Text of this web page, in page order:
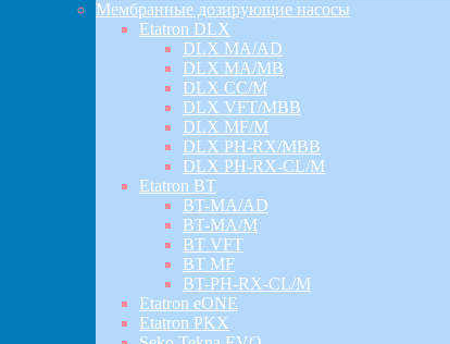
Мембранные дозирующие насосы
Etatron DLX
DLX MA/AD
DLX MA/MB
DLX CC/M
DLX VFT/MBB
DLX MF/M
DLX PH-RX/MBB
DLX PH-RX-CL/M
Etatron BT
BT-MA/AD
BT-MA/M
BT VFT
BT MF
BT-PH-RX-CL/M
Etatron eONE
Etatron PKX